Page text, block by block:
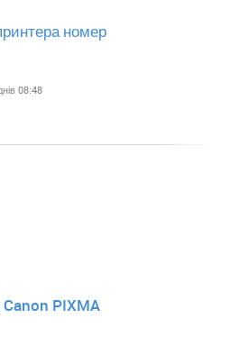
номер
08:48
PIXMA